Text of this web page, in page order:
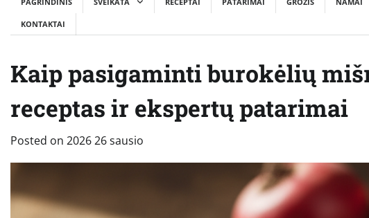
KONTAKTAI
Kaip pasigaminti burokėlių
receptas ir ekspertų patarimai
Posted on 2026 26 sausio